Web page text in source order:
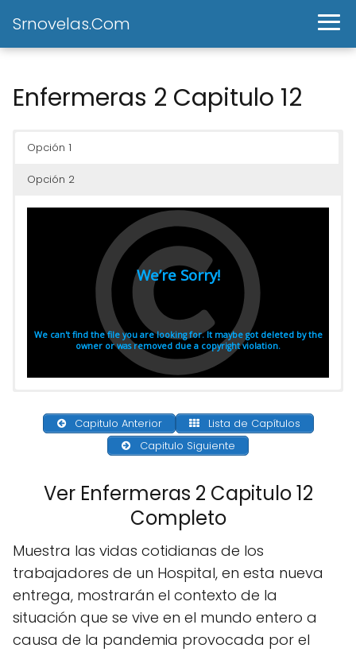
Srnovelas.Com
Enfermeras 2 Capitulo 12
Opción 1
Opción 2
Capitulo Anterior
Lista de Capítulos
Capitulo Siguiente
Ver Enfermeras 2 Capitulo 12
Completo
Muestra las vidas cotidianas de los
trabajadores de un Hospital, en esta nueva
entrega, mostrarán el contexto de la
situación que se vive en el mundo entero a
causa de la pandemia provocada por el